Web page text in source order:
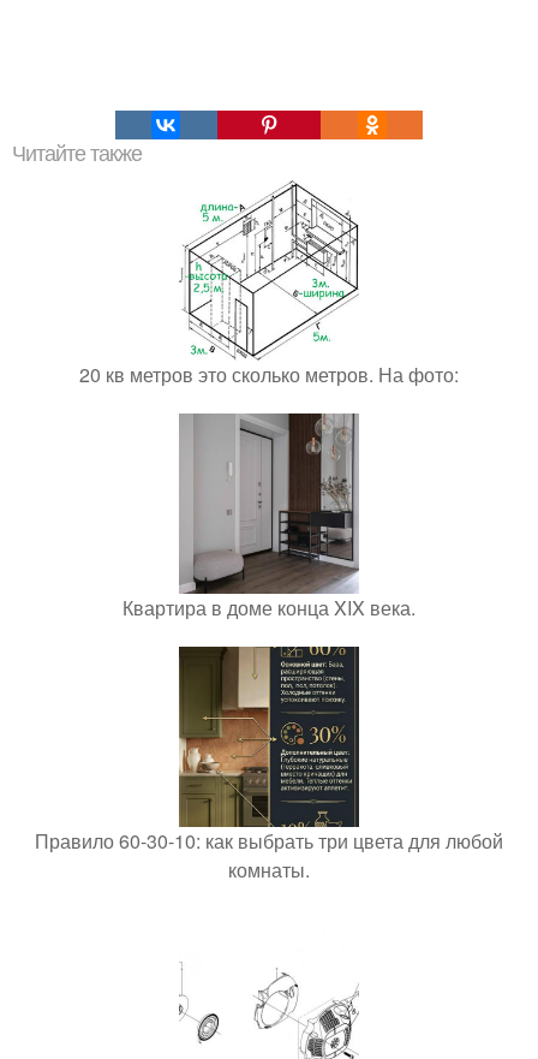
Читайте также
20 кв метров это сколько метров. На фото:
Квартира в доме конца XIX века.
Правило 60-30-10: как выбрать три цвета для любой
комнаты.